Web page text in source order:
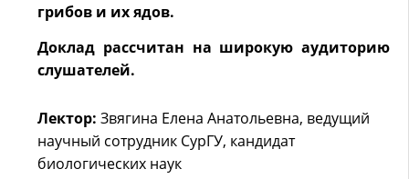
грибов и их ядов.
Доклад рассчитан на широкую аудиторию
слушателей.
Лектор: Звягина Елена Анатольевна, ведущий
научный сотрудник СурГУ, кандидат
биологических наук